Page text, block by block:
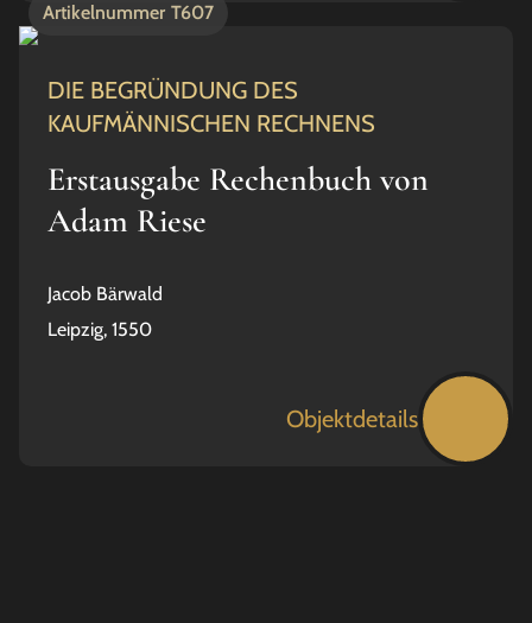
Artikelnummer T607
DIE BEGRÜNDUNG DES
KAUFMÄNNISCHEN RECHNENS
Erstausgabe Rechenbuch von
Adam Riese
Jacob Bärwald
Leipzig, 1550
Objektdetails